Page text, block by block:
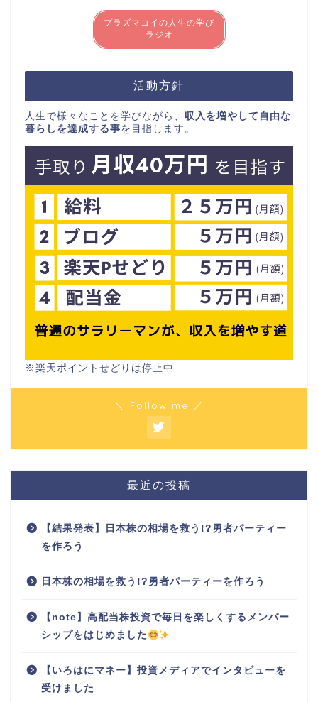
プラズマコイの人生の学び
ラジオ
活動方針
人生で様々なことを学びながら、 収入を増やして自由な
暮らしを達成する事を目指します。
※楽天ポイントせどりは停止中
＼ Follow me ／
最近の投稿
【結果発表】日本株の相場を救う!?勇者パーティー
を作ろう
日本株の相場を救う!?勇者パーティーを作ろう
【note】高配当株投資で毎日を楽しくするメンバー
シップをはじめました
【いろはにマネー】投資メディアでインタビューを
受けました